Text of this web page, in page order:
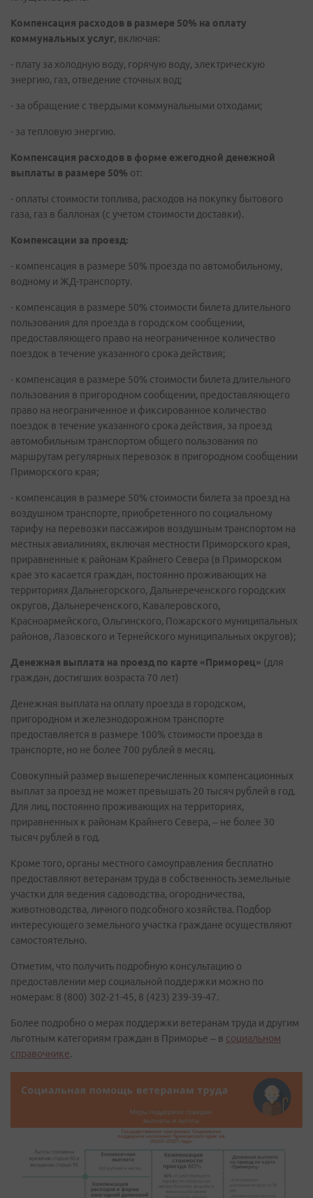
Компенсация расходов в размере 50% на оплату
коммунальных услуг, включая:
- плату за холодную воду, горячую воду, электрическую
энергию, газ, отведение сточных вод;
- за обращение с твердыми коммунальными отходами;
- за тепловую энергию.
Компенсация расходов в форме ежегодной денежной
выплаты в размере 50% от:
- оплаты стоимости топлива, расходов на покупку бытового
газа, газ в баллонах (с учетом стоимости доставки).
Компенсации за проезд:
- компенсация в размере 50% проезда по автомобильному,
водному и ЖД-транспорту.
- компенсация в размере 50% стоимости билета длительного
пользования для проезда в городском сообщении,
предоставляющего право на неограниченное количество
поездок в течение указанного срока действия;
- компенсация в размере 50% стоимости билета длительного
пользования в пригородном сообщении, предоставляющего
право на неограниченное и фиксированное количество
поездок в течение указанного срока действия, за проезд
автомобильным транспортом общего пользования по
маршрутам регулярных перевозок в пригородном сообщении
Приморского края;
- компенсация в размере 50% стоимости билета за проезд на
воздушном транспорте, приобретенного по социальному
тарифу на перевозки пассажиров воздушным транспортом на
местных авиалиниях, включая местности Приморского края,
приравненные к районам Крайнего Севера (в Приморском
крае это касается граждан, постоянно проживающих на
территориях Дальнегорского, Дальнереченского городских
округов, Дальнереченского, Кавалеровского,
Красноармейского, Ольгинского, Пожарского муниципальных
районов, Лазовского и Тернейского муниципальных округов);
Денежная выплата на проезд по карте «Приморец» (для
граждан, достигших возраста 70 лет)
Денежная выплата на оплату проезда в городском,
пригородном и железнодорожном транспорте
предоставляется в размере 100% стоимости проезда в
транспорте, но не более 700 рублей в месяц.
Совокупный размер вышеперечисленных компенсационных
выплат за проезд не может превышать 20 тысяч рублей в год.
Для лиц, постоянно проживающих на территориях,
приравненных к районам Крайнего Севера, – не более 30
тысяч рублей в год.
Кроме того, органы местного самоуправления бесплатно
предоставляют ветеранам труда в собственность земельные
участки для ведения садоводства, огородничества,
животноводства, личного подсобного хозяйства. Подбор
интересующего земельного участка граждане осуществляют
самостоятельно.
Отметим, что получить подробную консультацию о
предоставлении мер социальной поддержки можно по
номерам: 8 (800) 302-21-45, 8 (423) 239-39-47.
Более подробно о мерах поддержки ветеранам труда и другим
льготным категориям граждан в Приморье – в социальном
справочнике.